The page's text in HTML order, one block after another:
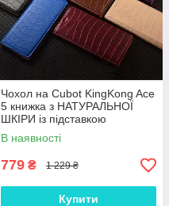
Чохол на Cubot KingKong Ace
5 книжка з НАТУРАЛЬНОЇ
ШКІРИ із підставкою
візитницею протиударний
магнітний "LUXOR"
В наявності
779 ₴ 1 229 ₴
Купити